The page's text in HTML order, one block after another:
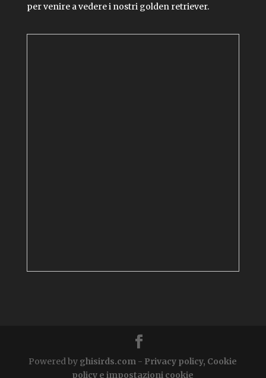
per venire a vedere i nostri golden retriever.
Powered by ghisirds.com - Privacy policy, Cookie
policy e impostazioni cookie